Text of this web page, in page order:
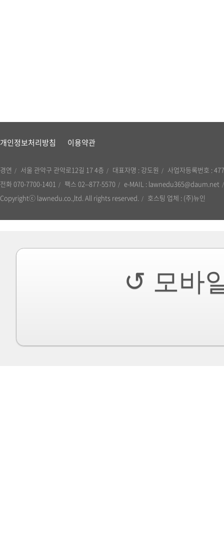
개인정보처리방침 이용약관
경연 서울 관악구 관악로12길 17 4층 대표자명 : 강도원
사업자등록번호 :
전화 070-7700-1401
팩스 02--877-5570
e-MAIL : lawnedu365@daum.net
Copyrightⓒ lawnedu.co.,ltd. All rights reserved.
호스팅 업체 : (주)뉴인
↺ 모바